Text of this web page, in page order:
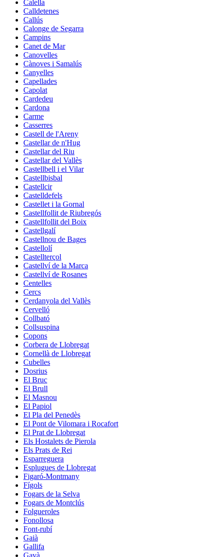
Calella
Calldetenes
Callús
Calonge de Segarra
Campins
Canet de Mar
Canovelles
Cànoves i Samalús
Canyelles
Capellades
Capolat
Cardedeu
Cardona
Carme
Casserres
Castell de l'Areny
Castellar de n'Hug
Castellar del Riu
Castellar del Vallès
Castellbell i el Vilar
Castellbisbal
Castellcir
Castelldefels
Castellet i la Gornal
Castellfollit de Riubregós
Castellfollit del Boix
Castellgalí
Castellnou de Bages
Castellolí
Castellterçol
Castellví de la Marca
Castellví de Rosanes
Centelles
Cercs
Cerdanyola del Vallès
Cervelló
Collbató
Collsuspina
Copons
Corbera de Llobregat
Cornellà de Llobregat
Cubelles
Dosrius
El Bruc
El Brull
El Masnou
El Papiol
El Pla del Penedès
El Pont de Vilomara i Rocafort
El Prat de Llobregat
Els Hostalets de Pierola
Els Prats de Rei
Esparreguera
Esplugues de Llobregat
Figaró-Montmany
Fígols
Fogars de la Selva
Fogars de Montclús
Folgueroles
Fonollosa
Font-rubí
Gaià
Gallifa
Gavà